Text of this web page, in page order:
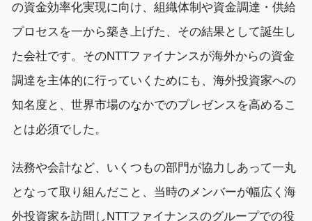
の資金効率化実現に向け、組織体制や資金調達・供給
プロセスを一から築き上げた、その結果として誕生し
た会社です。そのNTTファイナンスが海外からの資金
調達を主体的に行っていくためにも、海外投資家への
知名度と、世界市場のなかでのプレゼンスを高めるこ
とは必須でした。
法務や会計など、いくつもの部門が協力しあって一丸
となって取り組んだこと、当時のメンバーが幅広く海
外投資家を訪問しNTTファイナンスのグループでの役